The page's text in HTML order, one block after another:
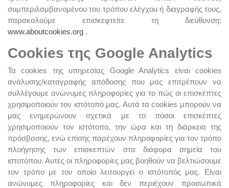
συμπεριλαμβανομένου του τρόπου ελέγχου ή διαγραφής τους,
παρακαλούμε επισκεφτείτε τη διεύθυνση:
www.aboutcookies.org .
Cookies της Google Analytics
Τα cookies της υπηρεσίας Google Analytics είναι cookies
ανάλυσης/καταγραφής απόδοσης που μας επιτρέπουν να
συλλέγουμε ανώνυμες πληροφορίες για το πώς οι επισκέπτες
χρησιμοποιούν τον ιστότοπό μας. Αυτά τα cookies μπορούν να
μας ενημερώνουν σχετικά με το πόσοι επισκέπτες
χρησιμοποιούν τον ιστότοπο, την ώρα και τη διάρκεια της
πρόσβασης, ενώ επίσης παρέχουν πληροφορίες για τον τρόπο
πλοήγησης των επισκεπτών στα διάφορα σημεία του
ιστοτόπου. Αυτές οι πληροφορίες μας βοηθούν να βελτιώσουμε
τον τρόπο με τον οποίο λειτουργεί ο ιστότοπός μας. Είναι
ανώνυμες πληροφορίες και δεν περιέχουν προσωπικά